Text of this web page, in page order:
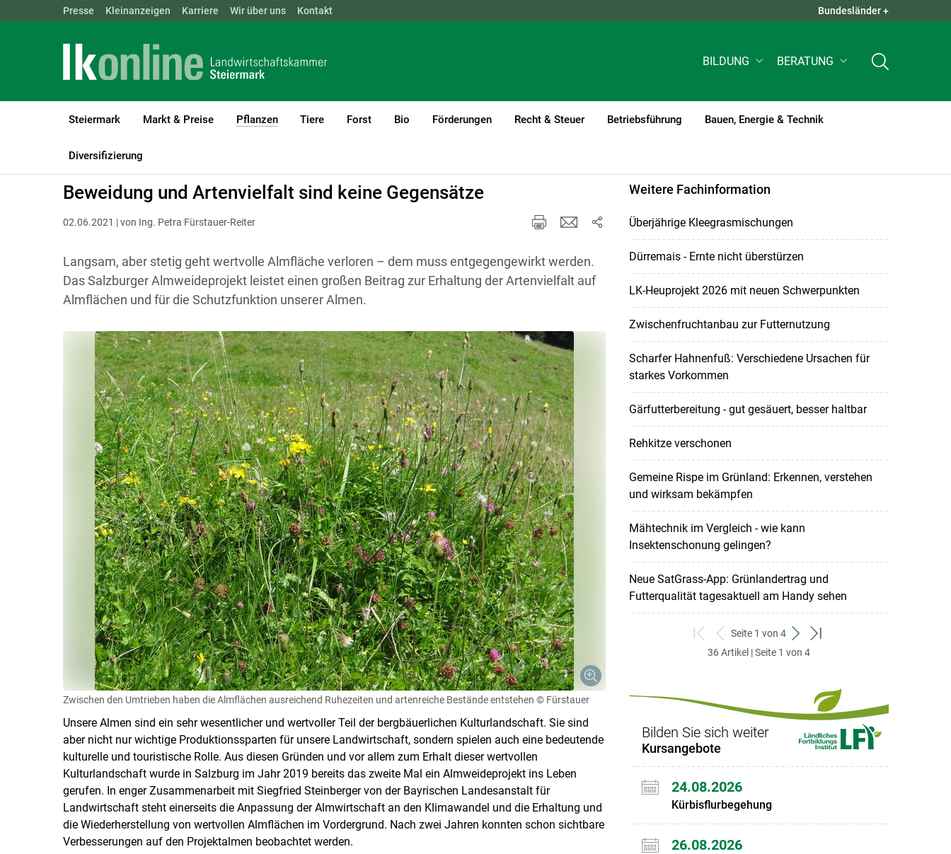
Skip to main content
Landwirtschaftskammern: ÖSTERREICH BGLD KTN NÖ QUICK LINKS +
Presse Kleinanzeigen Karriere Wir über uns Kontakt Bundesländer +
BILDUNG BERATUNG
Steiermark Markt & Preise Pflanzen
(current)1
Tiere Forst Bio Förderungen Recht & Steuer Betriebsführung Bauen, Energie & Technik
Diversifizierung
LK Steiermark Pflanzen
Beweidung und Artenvielfalt sind keine Gegensätze
02.06.2021 | von Ing. Petra Fürstauer-Reiter
Langsam, aber stetig geht wertvolle Almfläche verloren – dem muss entgegengewirkt werden.
Das Salzburger Almweideprojekt leistet einen großen Beitrag zur Erhaltung der Artenvielfalt auf
Almflächen und für die Schutzfunktion unserer Almen.
Zwischen den Umtrieben haben die Almflächen ausreichend Ruhezeiten und artenreiche Bestände entstehen © Fürstauer
Unsere Almen sind ein sehr wesentlicher und wertvoller Teil der bergbäuerlichen Kulturlandschaft. Sie sind
aber nicht nur wichtige Produktionssparten für unsere Landwirtschaft, sondern spielen auch eine bedeutende
kulturelle und touristische Rolle. Aus diesen Gründen und vor allem zum Erhalt dieser wertvollen
Kulturlandschaft wurde in Salzburg im Jahr 2019 bereits das zweite Mal ein Almweideprojekt ins Leben
gerufen. In enger Zusammenarbeit mit Siegfried Steinberger von der Bayrischen Landesanstalt für
Landwirtschaft steht einerseits die Anpassung der Almwirtschaft an den Klimawandel und die Erhaltung und
die Wiederherstellung von wertvollen Almflächen im Vordergrund. Nach zwei Jahren konnten schon sichtbare
Verbesserungen auf den Projektalmen beobachtet werden.
Weitere Fachinformation
Überjährige Kleegrasmischungen
Dürremais - Ernte nicht überstürzen
LK-Heuprojekt 2026 mit neuen Schwerpunkten
Zwischenfruchtanbau zur Futternutzung
Scharfer Hahnenfuß: Verschiedene Ursachen für
starkes Vorkommen
Gärfutterbereitung - gut gesäuert, besser haltbar
Rehkitze verschonen
Gemeine Rispe im Grünland: Erkennen, verstehen
und wirksam bekämpfen
Mähtechnik im Vergleich - wie kann
Insektenschonung gelingen?
Neue SatGrass-App: Grünlandertrag und
Futterqualität tagesaktuell am Handy sehen
zum
ersten
zurück
zum
Seite 1 von 4
weiter
zum
zum
36 Artikel | Seite 1 von 4
Bilden Sie sich weiter
Kursangebote
24.08.2026
Kürbisflurbegehung
26.08.2026